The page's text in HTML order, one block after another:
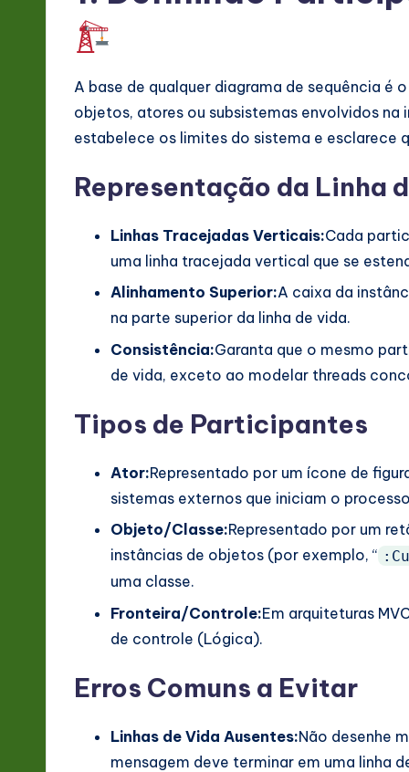
ft
A base de qualquer diagrama de sequência é
objetos, atores ou subsistemas envolvidos
estabelece os limites do sistema e esclarece
Representação da Linha
Linhas Tracejadas Verticais:Cada
uma linha tracejada vertical que se
Alinhamento Superior:A caixa da
na parte superior da linha de vida.
Consistência:Garanta que o mesmo
de vida, exceto ao modelar threads
Tipos de Participantes
Ator:Representado por um ícone de
sistemas externos que iniciam o
Objeto/Classe:Representado por um
instâncias de objetos (por exemplo, “
uma classe.
Fronteira/Controle:Em arquiteturas
de controle (Lógica).
Erros Comuns a Evitar
Linhas de Vida Ausentes:Não desenhe
mensagem deve terminar em uma linha